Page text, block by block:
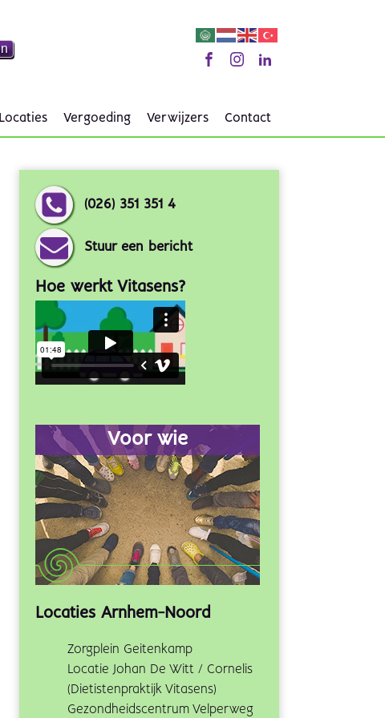
Locaties Vergoeding Verwijzers Contact
(026) 351 351 4
Stuur een bericht
Hoe werkt Vitasens?
Voor wie
Locaties Arnhem-Noord
Zorgplein Geitenkamp
Locatie Johan De Witt / Cornelis
(Dietistenpraktijk Vitasens)
Gezondheidscentrum Velperweg